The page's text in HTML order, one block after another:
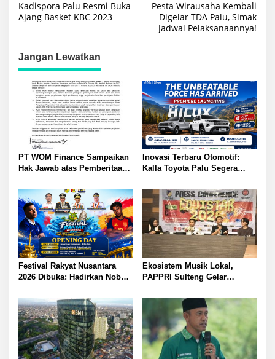
pos
Kadispora Palu Resmi Buka
Ajang Basket KBC 2023
Pesta Wirausaha Kembali
Digelar TDA Palu, Simak
Jadwal Pelaksanaannya!
Jangan Lewatkan
PT WOM Finance Sampaikan
Hak Jawab atas Pemberitaan
Penarikan Kendaraan Sesuai
Ketentuan
Inovasi Terbaru Otomotif:
Kalla Toyota Palu Segera
Cabin
Festival Rakyat Nusantara
2026 Dibuka: Hadirkan Nobar
Hiburan Meriah di Palu
Ekosistem Musik Lokal,
PAPPRI Sulteng Gelar
Berebut Juara